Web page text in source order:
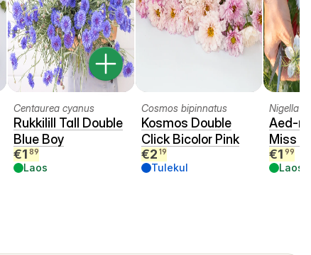
Centaurea cyanus
Rukkilill Tall Double
Blue Boy
€1 89
Laos
Cosmos bipinnatus
Kosmos Double
Click Bicolor Pink
€2 19
Tulekul
Nigella
Aed-
Miss
€1 99
Laos